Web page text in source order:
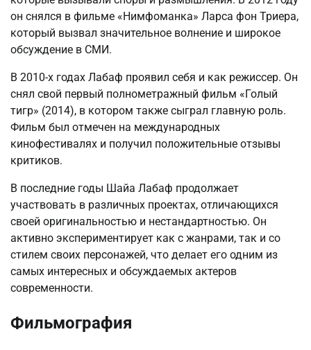
он снялся в фильме «Нимфоманка» Ларса фон Триера,
который вызвал значительное волнение и широкое
обсуждение в СМИ.
В 2010-х годах Лабаф проявил себя и как режиссер. Он
снял свой первый полнометражный фильм «Голый
тигр» (2014), в котором также сыграл главную роль.
Фильм был отмечен на международных
кинофестивалях и получил положительные отзывы
критиков.
В последние годы Шайа Лабаф продолжает
участвовать в различных проектах, отличающихся
своей оригинальностью и нестандартностью. Он
активно экспериментирует как с жанрами, так и со
стилем своих персонажей, что делает его одним из
самых интересных и обсуждаемых актеров
современности.
Фильмография